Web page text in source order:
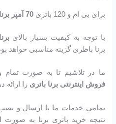
برای بی ام و 120 باتری 70 آمپر برنا
با توجه به کیفیت بسیار بالای
برنا باطری گزینه مناسبی خواهد
ما در تلاشیم تا به صورت
فروش اینترنتی برنا باتری را ارائه
تمامی خدمات ما با ارسال و
نتیجه خرید باتری برنا به